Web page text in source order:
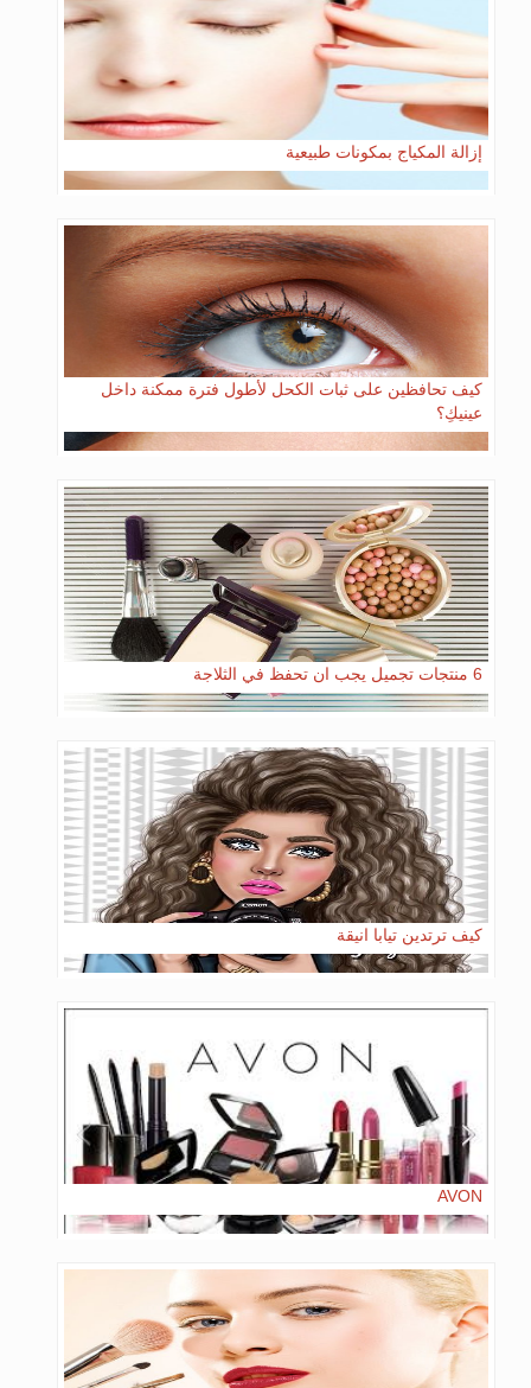
إزالة المكياج بمكونات طبيعية
كيف تحافظين على ثبات الكحل ﻷطول فترة ممكنة داخل
عينيكِ؟
6 منتجات تجميل يجب ان تحفظ في الثلاجة
كيف ترتدين تيابا انيقة
AVON